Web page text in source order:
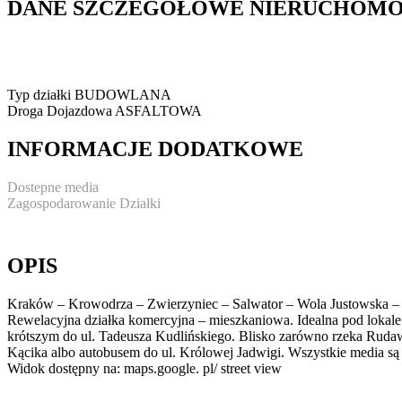
DANE SZCZEGÓŁOWE
Typ działki BUDOWLANA
Droga Dojazdowa ASFALTOWA
INFORMACJE DODATKOWE
Dostepne media
Zagospodarowanie Działki
OPIS
Kraków – Krowodrza – Zwierzyniec – Salwator – Wola Justowska –
Rewelacyjna działka komercyjna – mieszkaniowa. Idealna pod
krótszym do ul. Tadeusza Kudlińskiego. Blisko zarówno rzeka
Kącika albo autobusem do ul. Królowej Jadwigi. Wszystkie media
Widok dostępny na: maps.google. pl/ street view